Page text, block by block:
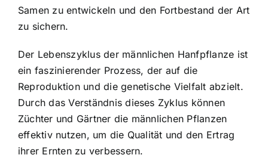
Samen zu entwickeln und den Fortbestand der Art
zu sichern.
Der Lebenszyklus der männlichen Hanfpflanze ist
ein faszinierender Prozess, der auf die
Reproduktion und die genetische Vielfalt abzielt.
Durch das Verständnis dieses Zyklus können
Züchter und Gärtner die männlichen Pflanzen
effektiv nutzen, um die Qualität und den Ertrag
ihrer Ernten zu verbessern.